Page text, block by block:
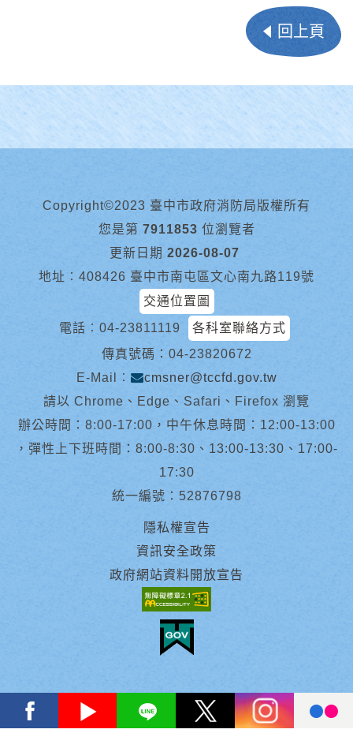
回上頁
Copyright©2023 臺中市政府消防局版權所有
您是第 7911853 位瀏覽者
更新日期 2026-08-07
地址︰408426 臺中市南屯區文心南九路119號
交通位置圖
電話︰ 04-23811119
各科室聯絡方式
傳真號碼：04-23820672
E-Mail︰
cmsner@tccfd.gov.tw
請以 Chrome、Edge、Safari、Firefox 瀏覽
辦公時間：8:00-17:00，中午休息時間：12:00-13:00
，彈性上下班時間：8:00-8:30、13:00-13:30、17:00-
17:30
統一編號：52876798
隱私權宣告
資訊安全政策
政府網站資料開放宣告
facebook youtube Line X instagram